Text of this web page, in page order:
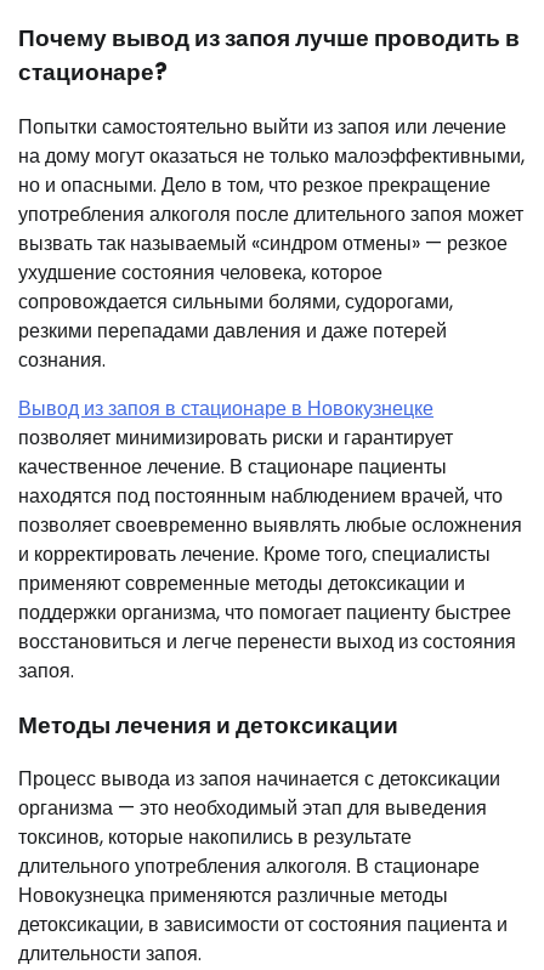
Почему вывод из запоя лучше проводить в
стационаре?
Попытки самостоятельно выйти из запоя или лечение
на дому могут оказаться не только малоэффективными,
но и опасными. Дело в том, что резкое прекращение
употребления алкоголя после длительного запоя может
вызвать так называемый «синдром отмены» — резкое
ухудшение состояния человека, которое
сопровождается сильными болями, судорогами,
резкими перепадами давления и даже потерей
сознания.
Вывод из запоя в стационаре в Новокузнецке
позволяет минимизировать риски и гарантирует
качественное лечение. В стационаре пациенты
находятся под постоянным наблюдением врачей, что
позволяет своевременно выявлять любые осложнения
и корректировать лечение. Кроме того, специалисты
применяют современные методы детоксикации и
поддержки организма, что помогает пациенту быстрее
восстановиться и легче перенести выход из состояния
запоя.
Методы лечения и детоксикации
Процесс вывода из запоя начинается с детоксикации
организма — это необходимый этап для выведения
токсинов, которые накопились в результате
длительного употребления алкоголя. В стационаре
Новокузнецка применяются различные методы
детоксикации, в зависимости от состояния пациента и
длительности запоя.